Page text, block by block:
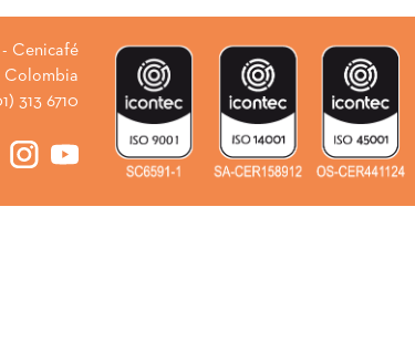
Cenicafé
Colombia
313 6710